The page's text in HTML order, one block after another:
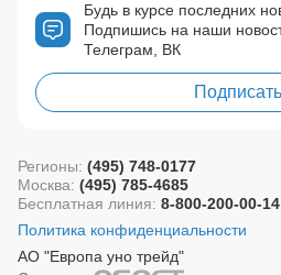
Будь в курсе последних
Подпишись на наши
Телеграм, ВК
АО "Европа уно трейд"
Регионы: (495) 748-0177
Москва: (495) 785-4685
Бесплатная линия: 8-800-200-00-14
Политика конфиденциальности